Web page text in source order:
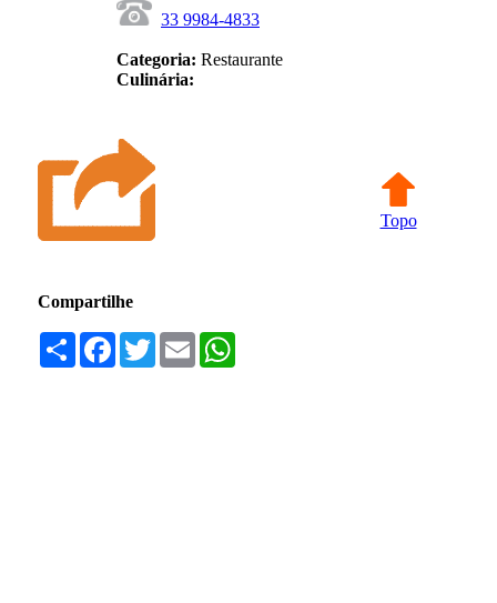
33 9984-4833
Categoria: Restaurante
Culinária:
Topo
Compartilhe
Compartilhar
Facebook
TwitterEmail